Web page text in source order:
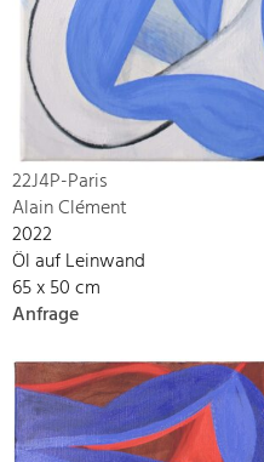
22J4P-Paris
Alain Clément
2022
Öl auf Leinwand
65 x 50 cm
Anfrage